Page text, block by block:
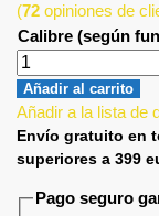
(72 opiniones de
Calibre (según
Añadir al carrito
Añadir a la lista de
Envío gratuito en
superiores a 399
Pago seguro